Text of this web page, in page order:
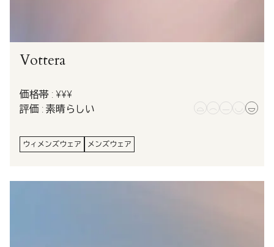
Vottera
価格帯 : ¥¥¥
評価 : 素晴らしい
ウィメンズウェア メンズウェア